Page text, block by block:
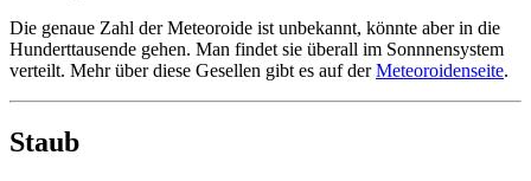
Die genaue Zahl der Meteoroide ist unbekannt, könnte aber in die
Hunderttausende gehen. Man findet sie überall im Sonnnensystem
verteilt. Mehr über diese Gesellen gibt es auf derMeteoroidenseite.
Staub